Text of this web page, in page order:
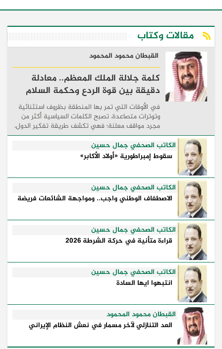
مقالات وكتاب
القبطان محمود المحمود
كلمة جلالة الملك المعظم.. معادلة
دقيقة بين قوة الردع وحكمة السلام
في الأوقات التي تمر بها المنطقة بظروف استثنائية
وتوترات متصاعدة، تصبح الكلمات السياسية أكثر من
مجرد مواقف معلنة؛ فهي تكشف طريقة تفكير الدول،
وكيفية إدارتها للأزمات، والحدود التي تفصل بين القوة
...
الكاتب الصحفي جمال حسين
سقوط إمبراطورية «أولاد الأكابر»
الكاتب الصحفي جمال حسين
الاصطفاف الوطني واجب.. ومواجهة الشائعات فريضة
الكاتب الصحفي جمال حسين
قراءة متأنية في حركة الشرطة 2026
الكاتب الصحفي جمال حسين
انتبهوا ايها السادة
القبطان محمود المحمود
العد التنازلي لآخر مسمار في نعش النظام الإيراني